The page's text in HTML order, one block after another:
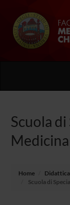
Scuola
Home Didattica
Scuola di